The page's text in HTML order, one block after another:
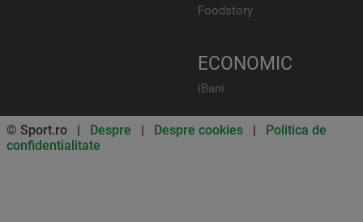
Foodstory
ECONOMIC
iBani
© Sport.ro | Despre | Despre cookies | Politica de
confidentialitate